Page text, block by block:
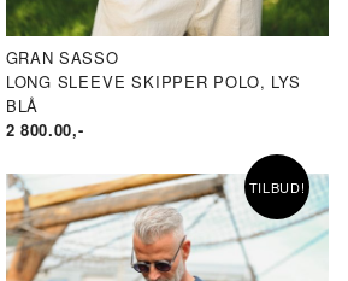
GRAN SASSO
LONG SLEEVE SKIPPER POLO, LYS
BLÅ
2 800.00,-
TILBUD!